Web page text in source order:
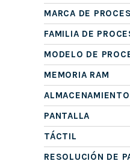
MARCA DE
FAMILIA DE
MODELO DE
MEMORIA RAM
ALMACENAMIENTO
PANTALLA
TÁCTIL
RESOLUCIÓN DE